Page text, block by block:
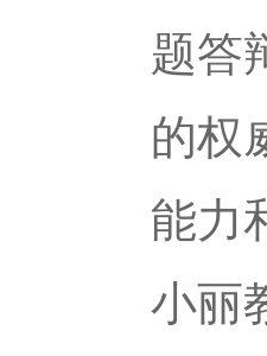
题答
的权
能力
小丽